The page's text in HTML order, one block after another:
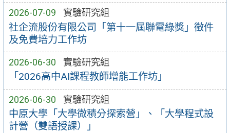
2026-07-09 實驗研究組
社企流股份有限公司「第十一屆聯電綠獎」徵件
及免費培力工作坊
2026-06-30 實驗研究組
「2026高中AI課程教師增能工作坊」
2026-06-30 實驗研究組
中原大學「大學微積分探索營」、「大學程式設
計營（雙語授課）」